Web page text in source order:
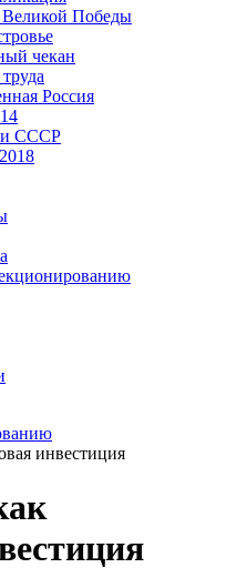
Победы
чекан
Россия
СССР
инвестиция